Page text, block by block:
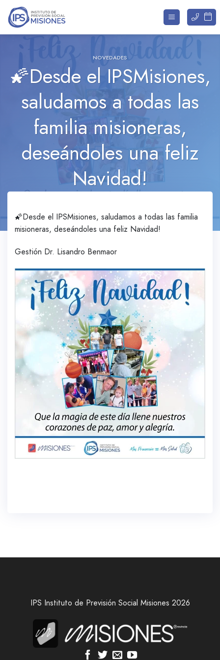
Saltar
contenido
NOVEDADES
🌠Desde el IPSMisiones,
saludamos a todas las
familia misioneras,
deseándoles una feliz
Navidad!
🌠Desde el IPSMisiones, saludamos a todas las familia
misioneras, deseándoles una feliz Navidad!
Gestión Dr. Lisandro Benmaor
IPS Instituto de Previsión Social Misiones 2026